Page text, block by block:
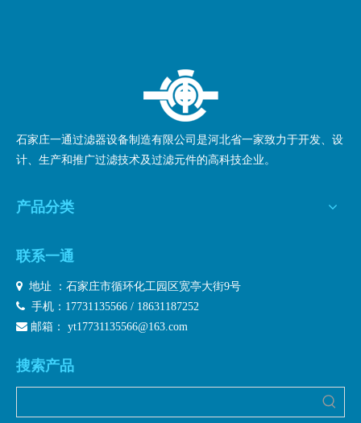
石家庄一通过滤器设备制造有限公司是河北省一家致力于开发、设
计、生产和推广过滤技术及过滤元件的高科技企业。
产品分类
联系一通
 地址 ：石家庄市循环化工园区宽亭大街9号
 手机：17731135566 / 18631187252
 邮箱： yt17731135566@163.com
搜索产品